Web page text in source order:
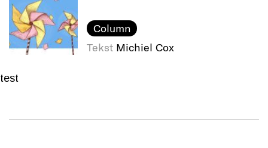
Column
Tekst Michiel Cox
test